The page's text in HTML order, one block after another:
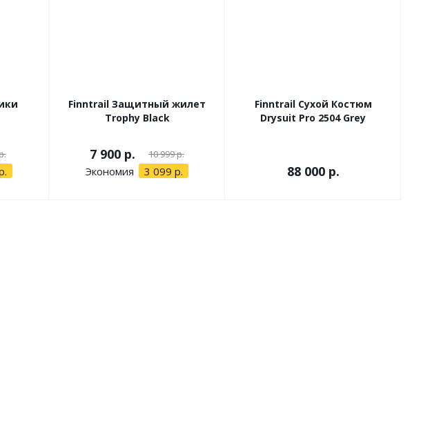
Finntrail Защитный жилет
Trophy Black
7 900 р. 10 999 р.
Экономия 3 099 р.
Finntrail Сухой Костюм
Drysuit Pro 2504 Grey
88 000 р.